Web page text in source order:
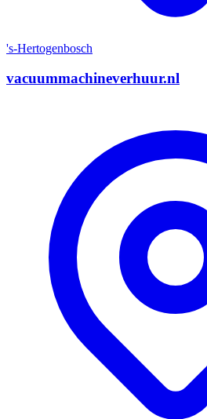
's-Hertogenbosch
vacuummachineverhuur.nl